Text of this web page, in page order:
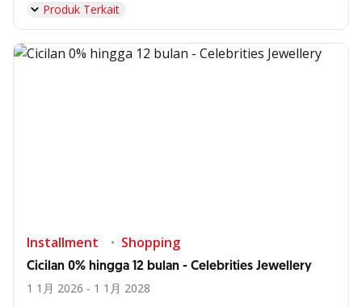
Produk Terkait
Installment Shopping
Cicilan 0% hingga 12 bulan - Celebrities Jewellery
1 1月 2026 - 1 1月 2028